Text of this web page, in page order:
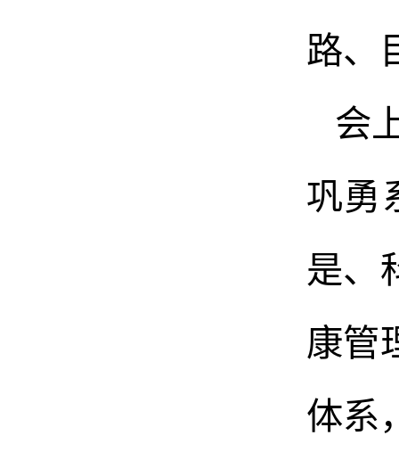
路、
会
巩勇
是、
康管
体系